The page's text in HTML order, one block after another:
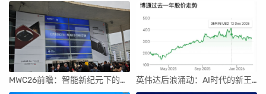
MWC26前瞻：智能新纪元下的科技盛宴 英伟达后浪涌动：AI时代的新王者与隐忧